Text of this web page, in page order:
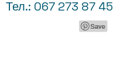
Тел.: 067 273 87 45